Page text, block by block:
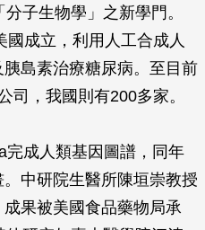
子生物學」之新學門。
成立，利用人工合成人
島素治療糖尿病。至目前
司，我國則有200多家。
完成人類基因圖譜，同年
中研院生醫所陳垣崇教授
果被美國食品藥物局承